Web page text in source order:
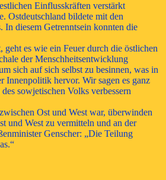
Einflusskräften verstärkt
Ostdeutschland bildete mit den
In diesem Getrenntsein konnten die
geht es wie ein Feuer durch die östlichen
der Menschheitsentwicklung
sich auf sich selbst zu besinnen, was in
Innenpolitik hervor. Wir sagen es ganz
sowjetischen Volks verbessern
Ost und West war, überwinden
und West zu vermitteln und an der
Genscher: „Die Teilung